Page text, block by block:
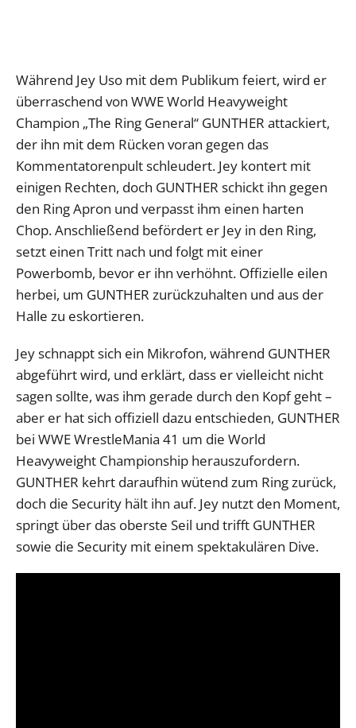
Während Jey Uso mit dem Publikum feiert, wird er
überraschend von WWE World Heavyweight
Champion „The Ring General“ GUNTHER attackiert,
der ihn mit dem Rücken voran gegen das
Kommentatorenpult schleudert. Jey kontert mit
einigen Rechten, doch GUNTHER schickt ihn gegen
den Ring Apron und verpasst ihm einen harten
Chop. Anschließend befördert er Jey in den Ring,
setzt einen Tritt nach und folgt mit einer
Powerbomb, bevor er ihn verhöhnt. Offizielle eilen
herbei, um GUNTHER zurückzuhalten und aus der
Halle zu eskortieren.
Jey schnappt sich ein Mikrofon, während GUNTHER
abgeführt wird, und erklärt, dass er vielleicht nicht
sagen sollte, was ihm gerade durch den Kopf geht –
aber er hat sich offiziell dazu entschieden, GUNTHER
bei WWE WrestleMania 41 um die World
Heavyweight Championship herauszufordern.
GUNTHER kehrt daraufhin wütend zum Ring zurück,
doch die Security hält ihn auf. Jey nutzt den Moment,
springt über das oberste Seil und trifft GUNTHER
sowie die Security mit einem spektakulären Dive.